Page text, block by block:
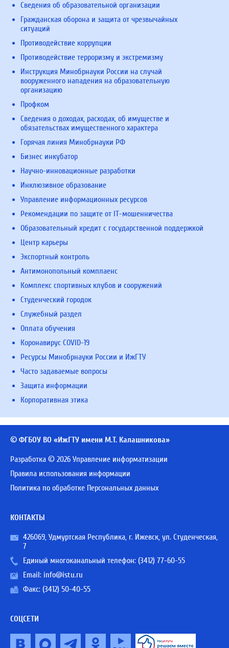
Сведения об образовательной организации
Гражданская оборона и защита от чрезвычайных
ситуаций
Противодействие коррупции
Противодействие терроризму и экстремизму
Инструкция Минобрнауки России на случай
вооруженного нападения на образовательную
организацию
Профком
Сведения о доходах, расходах, об имуществе и
обязательствах имущественного характера
Горячая линия Минобрнауки РФ
Бизнес инкубатор
Научно-инновационные разработки
Инклюзивное образование
Управление информационных ресурсов
Рекомендации по защите от IT-мошенничества
Образовательный кредит с государственной поддержкой
Центр карьеры
Экспортный контроль
Антимонопольный комплаенс
Комплекс спортивных клубов и сооружений
Студенческий городок
Служебный раздел
Оплата обучения
Коронавирус COVID-19
Ресурсы Минобрнауки России и ИжГТУ
Часто задаваемые вопросы
Защита информации
Корпоративная этика
© ФГБОУ ВО «ИжГТУ имени М.Т. Калашникова»
Разработка © 2026 Управление информатизации
Правила использования информации
Политика по обработке Персональных данных
КОНТАКТЫ
426069, Удмуртская Республика, г. Ижевск, ул. Студенческая,
7
Единый многоканальный телефон: (3412) 77-60-55
Email: info@istu.ru
Факс: (3412) 50-40-55
СОЦСЕТИ